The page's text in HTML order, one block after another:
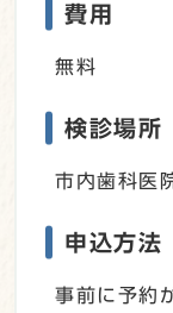
費用
無料
検診場所
市内歯科医
申込方法
事前に予約